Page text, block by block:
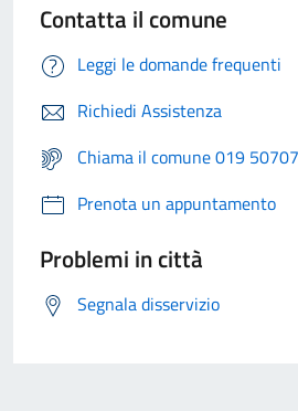
Contatta il comune
Leggi le domande frequenti
Richiedi Assistenza
Chiama il comune 019
Prenota un appuntamento
Problemi in città
Segnala disservizio